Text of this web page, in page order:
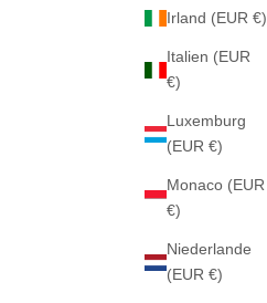
Irland (EUR €)
Italien (EUR
€)
Luxemburg
(EUR €)
Monaco (EUR
€)
Niederlande
(EUR €)